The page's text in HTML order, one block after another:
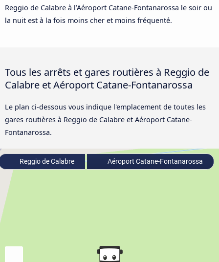
Reggio de Calabre à l’Aéroport Catane-Fontanarossa le soir ou
la nuit est à la fois moins cher et moins fréquenté.
Tous les arrêts et gares routières à Reggio de
Calabre et Aéroport Catane-Fontanarossa
Le plan ci-dessous vous indique l'emplacement de toutes les
gares routières à Reggio de Calabre et Aéroport Catane-
Fontanarossa.
Reggio de Calabre Aéroport Catane-Fontanarossa